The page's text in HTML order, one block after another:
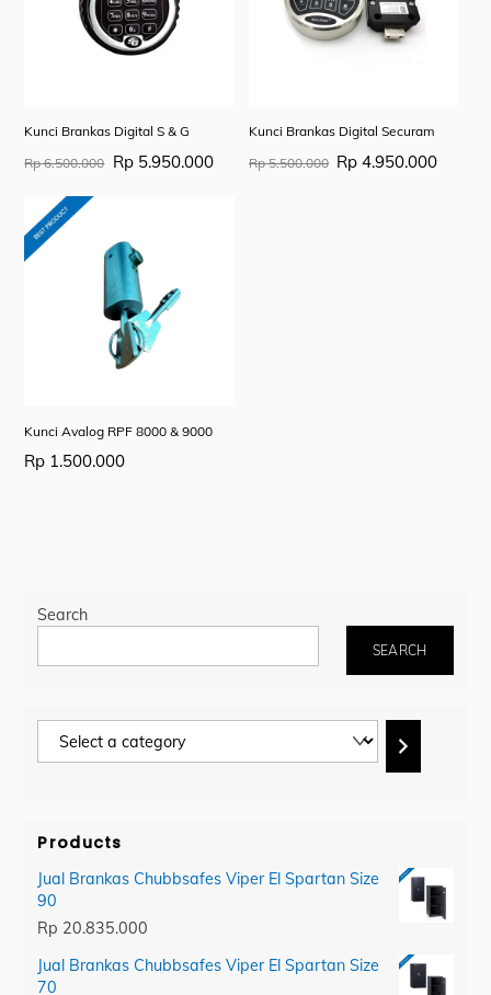
Kunci Brankas Digital S & G
Rp6.500.000 Original
Rp 5.950.000Current
Kunci Brankas Digital Securam
Rp5.500.000 Original
Rp 4.950.000
Kunci Avalog RPF 8000 & 9000
Rp 1.500.000
Search
SEARCH
Products
Jual Brankas Chubbsafes Viper El Spartan Size
90
Rp 20.835.000
Jual Brankas Chubbsafes Viper El Spartan Size
70